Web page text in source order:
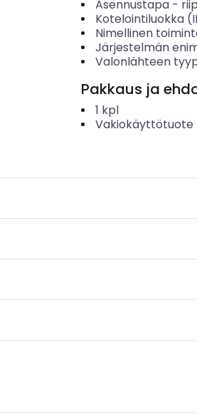
Asennustapa-
Kotelointiluokka
Nimellinen
Järjestelmän
Valonlähteen
Pakkaus ja
1 kpl
Vakiokäyttötuote